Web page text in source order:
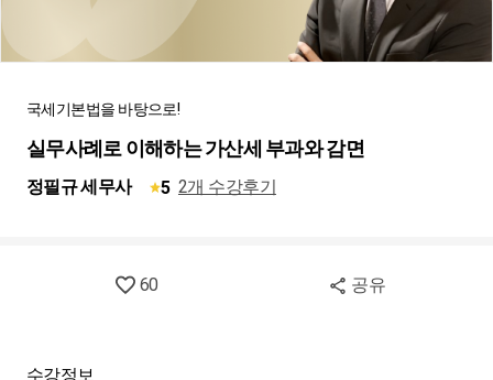
국세기본법을 바탕으로!
실무사례로 이해하는 가산세 부과와 감면
정필규 세무사 5 2개 수강후기
60 공유
수강정보